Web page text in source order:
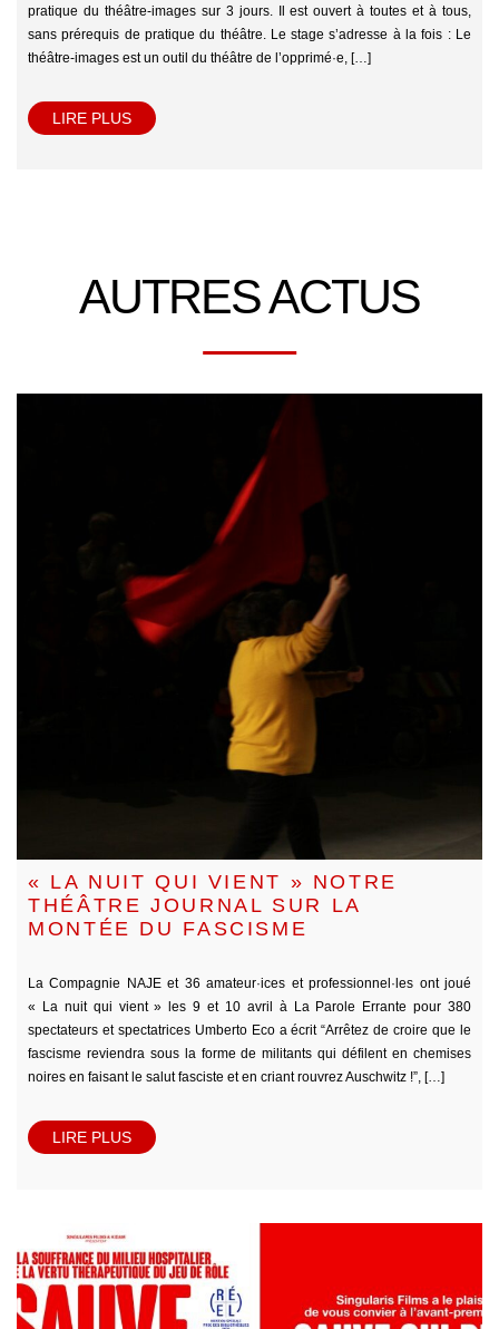
pratique du théâtre-images sur 3 jours. Il est ouvert à toutes et à tous,
sans prérequis de pratique du théâtre. Le stage s’adresse à la fois : Le
théâtre-images est un outil du théâtre de l’opprimé·e, […]
LIRE PLUS
AUTRES ACTUS
« LA NUIT QUI VIENT » NOTRE
THÉÂTRE JOURNAL SUR LA
MONTÉE DU FASCISME
La Compagnie NAJE et 36 amateur·ices et professionnel·les ont joué
« La nuit qui vient » les 9 et 10 avril à La Parole Errante pour 380
spectateurs et spectatrices Umberto Eco a écrit “Arrêtez de croire que le
fascisme reviendra sous la forme de militants qui défilent en chemises
noires en faisant le salut fasciste et en criant rouvrez Auschwitz !”, […]
LIRE PLUS